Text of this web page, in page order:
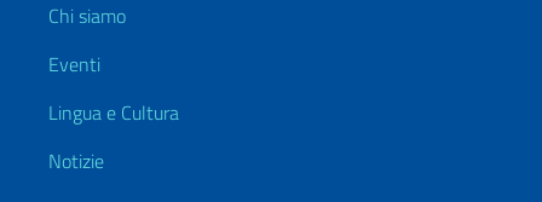
Chi siamo
Eventi
Lingua e Cultura
Notizie